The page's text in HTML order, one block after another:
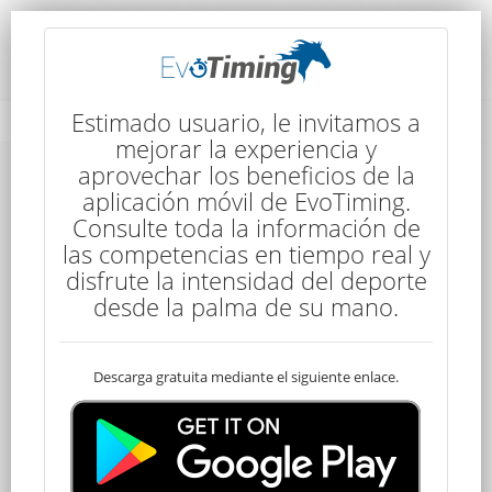
Detalles de la Competencia
Detalles de la Competencia
Senior
140 kms
5:00
5 Etapas
Estimado usuario, le invitamos a
mejorar la experiencia y
aprovechar los beneficios de la
aplicación móvil de EvoTiming.
Consulte toda la información de
las competencias en tiempo real y
disfrute la intensidad del deporte
desde la palma de su mano.
Descarga gratuita mediante el siguiente enlace.